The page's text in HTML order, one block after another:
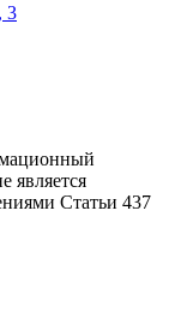
3
является
Статьи 437